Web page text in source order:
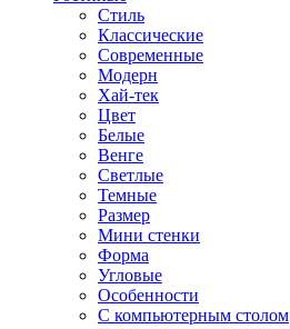
Стиль
Классические
Современные
Модерн
Хай-тек
Цвет
Белые
Венге
Светлые
Темные
Размер
Мини стенки
Форма
Угловые
Особенности
С компьютерным столом